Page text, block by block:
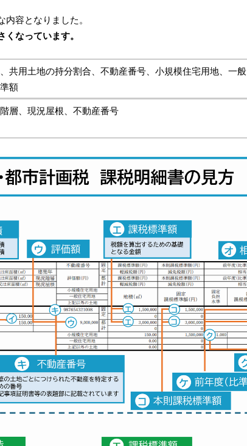
容となりました。
なっています。
共用土地の持分割合、不動産番号、小規模住宅用地、一般
額
層、現況屋根、不動産番号